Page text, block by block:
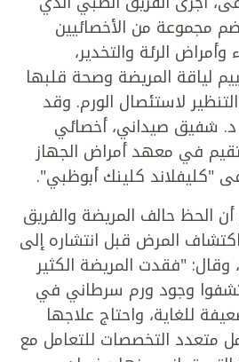
مجموعة من الأخصائيين
وأمراض الرئة والتخدير،
لياقة المريضة وصحة قلبها
لاستئصال الورم. وقد
د. شفيق صيداني، أخصائي
في معهد أمراض الجهاز
كلينك أبوظبي".
الحظ حالف المريضة والفريق
المرض قبل انتشاره إلى
وقال: "فقدت المريضة الكثير
وجود ورم سرطاني في
للغاية، واحتاج علاجها
متعدد التخصصات للتعامل مع